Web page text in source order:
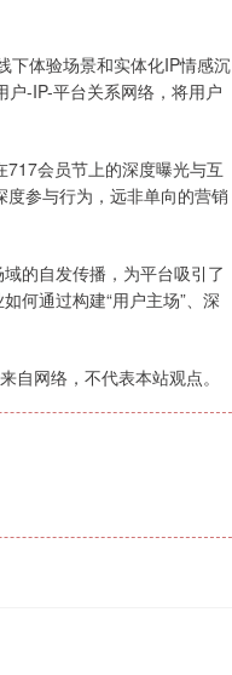
下体验场景和实体化IP情感沉
-IP-平台关系网络，将用户
会员节上的深度曝光与互
参与行为，远非单向的营销
的自发传播，为平台吸引了
何通过构建“用户主场”、深
自网络，不代表本站观点。